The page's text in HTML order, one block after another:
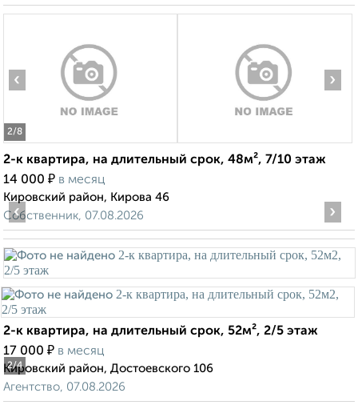
2/8
‹ ›
2-к квартира, на длительный срок, 48м², 7/10 этаж
14 000 ₽ в месяц
Кировский район, Кирова 46
Собственник, 07.08.2026
2/4
‹ ›
2-к квартира, на длительный срок, 52м², 2/5 этаж
17 000 ₽ в месяц
Кировский район, Достоевского 106
Агентство, 07.08.2026